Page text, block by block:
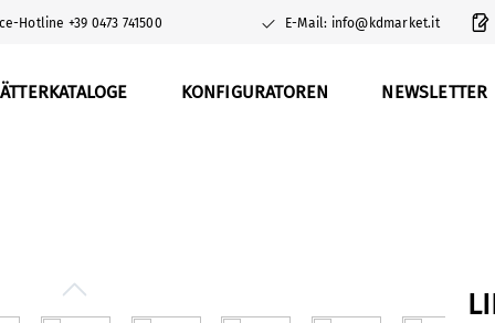
Hotline +39 0473 741500 E-Mail: info@kdmarket.it
KONFIGURATOREN NEWSLETTER